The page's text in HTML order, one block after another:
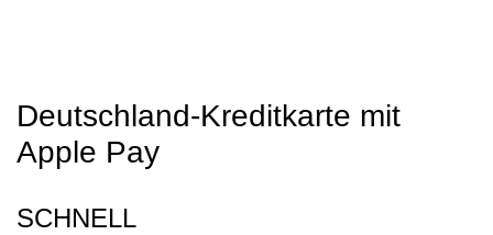
Deutschland-Kreditkarte mit
Apple Pay
SCHNELL